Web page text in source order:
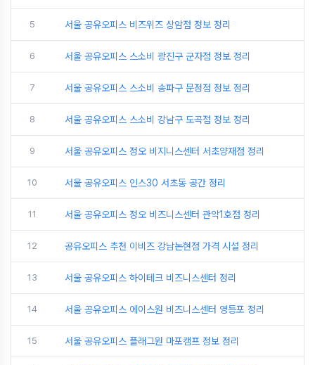
5 서울 공유오피스 비즈위즈 상암점 정보 정리
6 서울 공유오피스 스소비 광진구 군자점 정보 정리
7 서울 공유오피스 스소비 송파구 문정점 정보 정리
8 서울 공유오피스 스소비 강남구 도곡점 정보 정리
9 서울 공유오피스 정오 비지니스센터 서초양재점 정리
10 서울 공유오피스 인스30 서초동 공간 정리
11 서울 공유오피스 정오 비즈니스센터 관악1호점 정리
12 공유오피스 추천 이비즈 강남논현점 가격 시설 정리
13 서울 공유오피스 하이테크 비즈니스센터 정리
14 서울 공유오피스 에이스원 비즈니스센터 영등포 정리
15 서울 공유오피스 플래그원 마포캠프 정보 정리